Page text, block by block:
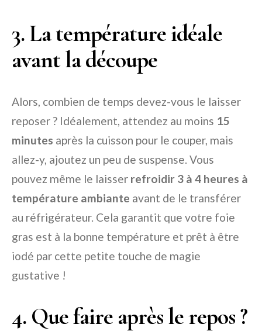
3. La température idéale
avant la découpe
Alors, combien de temps devez-vous le laisser
reposer ? Idéalement, attendez au moins 15
minutes après la cuisson pour le couper, mais
allez-y, ajoutez un peu de suspense. Vous
pouvez même le laisser refroidir 3 à 4 heures à
température ambiante avant de le transférer
au réfrigérateur. Cela garantit que votre foie
gras est à la bonne température et prêt à être
iodé par cette petite touche de magie
gustative !
4. Que faire après le repos ?